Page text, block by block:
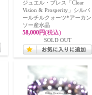
ジュエル・ブレス「Clear
Vision & Prosperity」シルバ
ールチルクォーツ*アーカン
ソー産水晶
58,000円(税込)
SOLD OUT